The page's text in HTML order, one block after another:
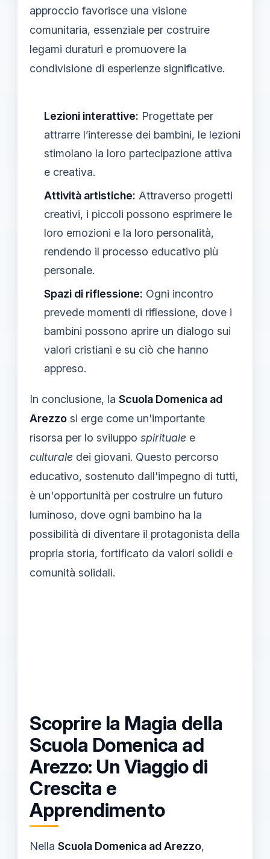
approccio favorisce una visione
comunitaria, essenziale per costruire
legami duraturi e promuovere la
condivisione di esperienze significative.
Lezioni interattive: Progettate per
attrarre l’interesse dei bambini, le lezioni
stimolano la loro partecipazione attiva
e creativa.
Attività artistiche: Attraverso progetti
creativi, i piccoli possono esprimere le
loro emozioni e la loro personalità,
rendendo il processo educativo più
personale.
Spazi di riflessione: Ogni incontro
prevede momenti di riflessione, dove i
bambini possono aprire un dialogo sui
valori cristiani e su ciò che hanno
appreso.
In conclusione, la Scuola Domenica ad
Arezzo si erge come un'importante
risorsa per lo sviluppo spirituale e
culturale dei giovani. Questo percorso
educativo, sostenuto dall'impegno di tutti,
è un'opportunità per costruire un futuro
luminoso, dove ogni bambino ha la
possibilità di diventare il protagonista della
propria storia, fortificato da valori solidi e
comunità solidali.
Scoprire la Magia della
Scuola Domenica ad
Arezzo: Un Viaggio di
Crescita e
Apprendimento
Nella Scuola Domenica ad Arezzo,